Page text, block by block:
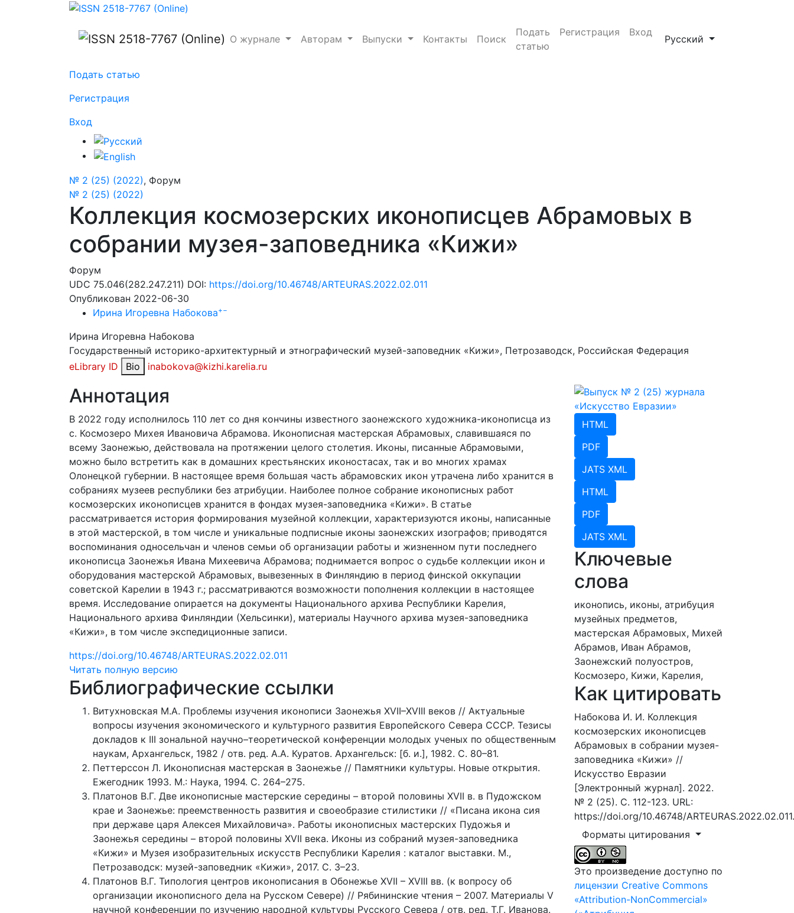
Коллекция космозерских иконописцев Абрамовых в собрании музея-заповедника «Кижи»
О журнале Авторам Выпуски Контакты Поиск
Подать
статью
Регистрация Вход
Сменить язык. Текущий
Русский
Подать статью
Регистрация
Вход
№ 2 (25) (2022), Форум
№ 2 (25) (2022)
Коллекция космозерских иконописцев Абрамовых в
собрании музея-заповедника «Кижи»
Форум
UDC 75.046(282.247.211) DOI: https://doi.org/10.46748/ARTEURAS.2022.02.011
Опубликован 2022-06-30
Ирина Игоревна Набокова+−
Ирина Игоревна Набокова
Государственный историко-архитектурный и этнографический музей-заповедник «Кижи», Петрозаводск, Российская Федерация
eLibrary ID
Bio inabokova@kizhi.karelia.ru
HTML
PDF
JATS XML
HTML
PDF
JATS XML
Ключевые
слова
иконопись, иконы, атрибуция
музейных предметов,
мастерская Абрамовых, Михей
Абрамов, Иван Абрамов,
Заонежский полуостров,
Космозеро, Кижи, Карелия,
Как цитировать
Набокова И. И. Коллекция
космозерских иконописцев
Абрамовых в собрании музея-
заповедника «Кижи» //
Искусство Евразии
[Электронный журнал]. 2022.
№ 2 (25). С. 112-123. URL:
https://doi.org/10.46748/ARTEURAS.2022.02.011.
Форматы цитирования
Это произведение доступно по
лицензии Creative Commons
«Attribution-NonCommercial»
Аннотация
В 2022 году исполнилось 110 лет со дня кончины известного заонежского художника-иконописца из
с. Космозеро Михея Ивановича Абрамова. Иконописная мастерская Абрамовых, славившаяся по
всему Заонежью, действовала на протяжении целого столетия. Иконы, писанные Абрамовыми,
можно было встретить как в домашних крестьянских иконостасах, так и во многих храмах
Олонецкой губернии. В настоящее время большая часть абрамовских икон утрачена либо хранится в
собраниях музеев республики без атрибуции. Наиболее полное собрание иконописных работ
космозерских иконописцев хранится в фондах музея-заповедника «Кижи». В статье
рассматривается история формирования музейной коллекции, характеризуются иконы, написанные
в этой мастерской, в том числе и уникальные подписные иконы заонежских изографов; приводятся
воспоминания односельчан и членов семьи об организации работы и жизненном пути последнего
иконописца Заонежья Ивана Михеевича Абрамова; поднимается вопрос о судьбе коллекции икон и
оборудования мастерской Абрамовых, вывезенных в Финляндию в период финской оккупации
советской Карелии в 1943 г.; рассматриваются возможности пополнения коллекции в настоящее
время. Исследование опирается на документы Национального архива Республики Карелия,
Национального архива Финляндии (Хельсинки), материалы Научного архива музея-заповедника
«Кижи», в том числе экспедиционные записи.
https://doi.org/10.46748/ARTEURAS.2022.02.011
Читать полную версию
Библиографические ссылки
Витухновская М.А. Проблемы изучения иконописи Заонежья XVII–XVIII веков // Актуальные
вопросы изучения экономического и культурного развития Европейского Севера СССР. Тезисы
докладов к III зональной научно–теоретической конференции молодых ученых по общественным
наукам, Архангельск, 1982 / отв. ред. А.А. Куратов. Архангельск: [б. и.], 1982. С. 80–81.
Петтерссон Л. Иконописная мастерская в Заонежье // Памятники культуры. Новые открытия.
Ежегодник 1993. М.: Наука, 1994. С. 264–275.
Платонов В.Г. Две иконописные мастерские середины – второй половины XVII в. в Пудожском
крае и Заонежье: преемственность развития и своеобразие стилистики // «Писана икона сия
при державе царя Алексея Михайловича». Работы иконописных мастерских Пудожья и
Заонежья середины – второй половины XVII века. Иконы из собраний музея-заповедника
«Кижи» и Музея изобразительных искусств Республики Карелия : каталог выставки. М.,
Петрозаводск: музей-заповедник «Кижи», 2017. С. 3–23.
Платонов В.Г. Типология центров иконописания в Обонежье XVII – XVIII вв. (к вопросу об
организации иконописного дела на Русском Севере) // Рябининские чтения – 2007. Материалы V
научной конференции по изучению народной культуры Русского Севера / отв. ред. Т.Г. Иванова.